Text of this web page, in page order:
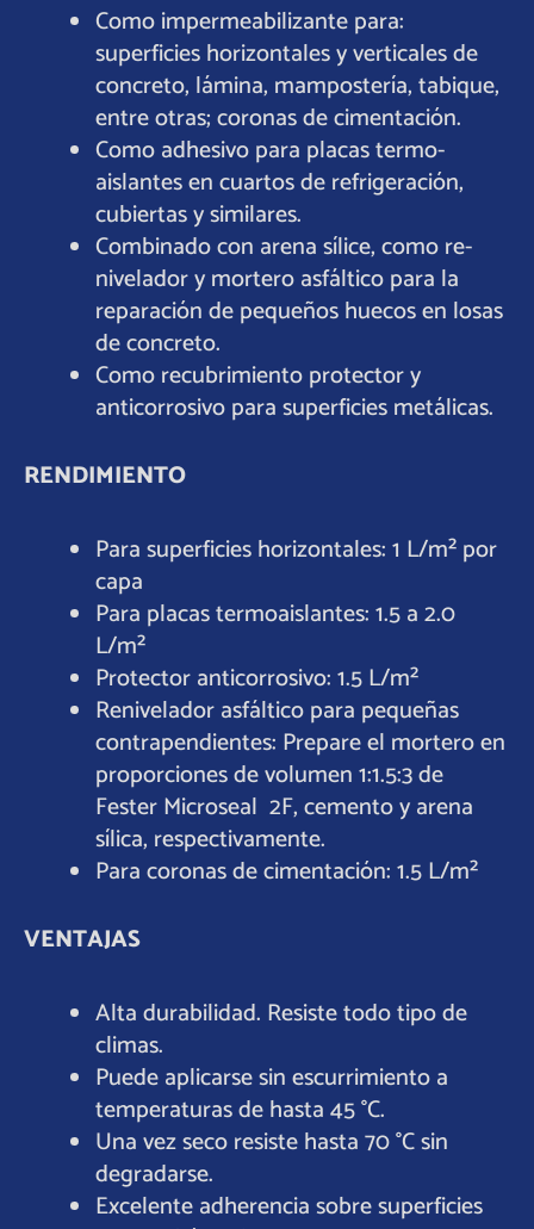
Como impermeabilizante para:
superficies horizontales y verticales de
concreto, lámina, mampostería, tabique,
entre otras; coronas de cimentación.
Como adhesivo para placas termo-
aislantes en cuartos de refrigeración,
cubiertas y similares.
Combinado con arena sílice, como re-
nivelador y mortero asfáltico para la
reparación de pequeños huecos en losas
de concreto.
Como recubrimiento protector y
anticorrosivo para superficies metálicas.
RENDIMIENTO
Para superficies horizontales: 1 L/m² por
capa
Para placas termoaislantes: 1.5 a 2.0
L/m²
Protector anticorrosivo: 1.5 L/m²
Renivelador asfáltico para pequeñas
contrapendientes: Prepare el mortero en
proporciones de volumen 1:1.5:3 de
Fester Microseal 2F, cemento y arena
sílica, respectivamente.
Para coronas de cimentación: 1.5 L/m²
VENTAJAS
Alta durabilidad. Resiste todo tipo de
climas.
Puede aplicarse sin escurrimiento a
temperaturas de hasta 45 °C.
Una vez seco resiste hasta 70 °C sin
degradarse.
Excelente adherencia sobre superficies